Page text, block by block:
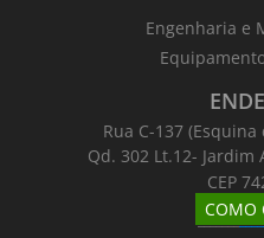
Engenharia e
Rua C-137 (Esquina
Qd. 302 Lt.12- Jardim
CEP
COMO
_______